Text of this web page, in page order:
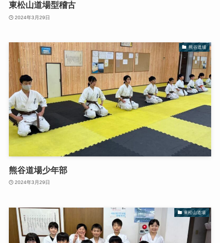
東松山道場型稽古
2024年3月29日
熊谷道場
熊谷道場少年部
2024年3月29日
東松山道場